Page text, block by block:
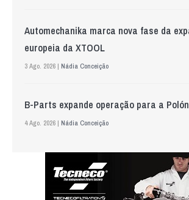
Automechanika marca nova fase da
europeia da XTOOL
3 Ago. 2026 | Nádia Conceição
B-Parts expande operação para a
4 Ago. 2026 | Nádia Conceição